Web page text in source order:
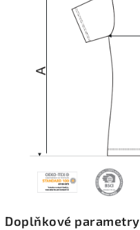
Doplňkové parametry